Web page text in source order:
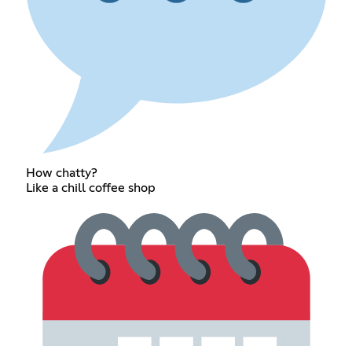
How chatty?
Like a chill coffee shop